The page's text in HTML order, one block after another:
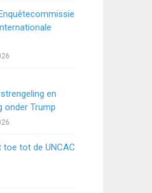
en
onder Trump
toe tot de UNCAC